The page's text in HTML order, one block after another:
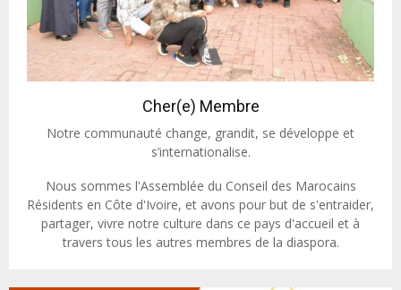
Cher(e) Membre
Notre communauté change, grandit, se développe et
s’internationalise.
Nous sommes l'Assemblée du Conseil des Marocains
Résidents en Côte d'Ivoire, et avons pour but de s'entraider,
partager, vivre notre culture dans ce pays d'accueil et à
travers tous les autres membres de la diaspora.